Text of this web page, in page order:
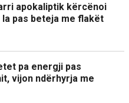
apokaliptik kërcënoi
pas beteja me flakët
pa energji pas
vijon ndërhyrja me